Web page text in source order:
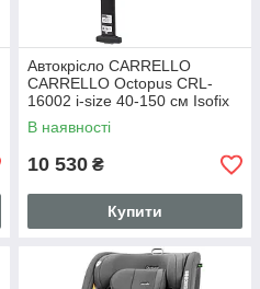
Автокрісло CARRELLO
CARRELLO Octopus CRL-
16002 i-size 40-150 см Isofix
Midnight Black, поворот,
опорна стійка
В наявності
10 530 ₴
Купити